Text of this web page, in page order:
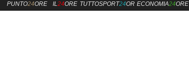
PUNTO24ORE IL24ORE TUTTOSPORT24OREECONOMIA24ORE